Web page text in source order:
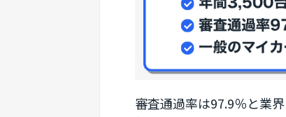
審査通過率は97.9％と業